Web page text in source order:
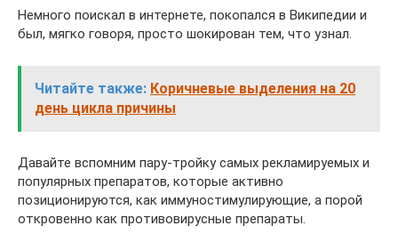
Немного поискал в интернете, покопался в Википедии и
был, мягко говоря, просто шокирован тем, что узнал.
Читайте также: Коричневые выделения на 20
день цикла причины
Давайте вспомним пару-тройку самых рекламируемых и
популярных препаратов, которые активно
позиционируются, как иммуностимулирующие, а порой
откровенно как противовирусные препараты.